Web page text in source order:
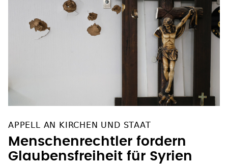
APPELL AN KIRCHEN UND STAAT
Menschenrechtler fordern
Glaubensfreiheit für Syrien